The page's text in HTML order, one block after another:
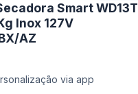
Smart WD13T
Inox 127V
AZ
via app